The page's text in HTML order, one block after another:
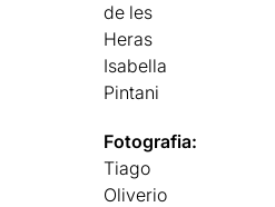
de les
Heras
Isabella
Pintani
Fotografia:
Tiago
Oliverio